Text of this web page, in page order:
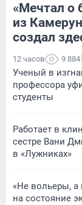
«Мечтал о
из
создал
12 часов 9 884
Ученый в
профессора
студенты
Работает в
сестре Вани
в «Лужниках»
«Не вольеры,
на состояние